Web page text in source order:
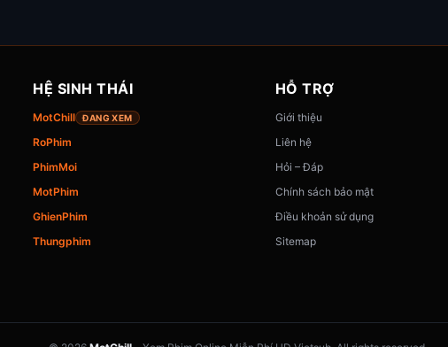
HỆ SINH THÁI
MotChill ĐANG XEM
RoPhim
PhimMoi
MotPhim
GhienPhim
Thungphim
HỖ TRỢ
Giới thiệu
Liên hệ
Hỏi – Đáp
Chính sách bảo mật
Điều khoản sử dụng
Sitemap